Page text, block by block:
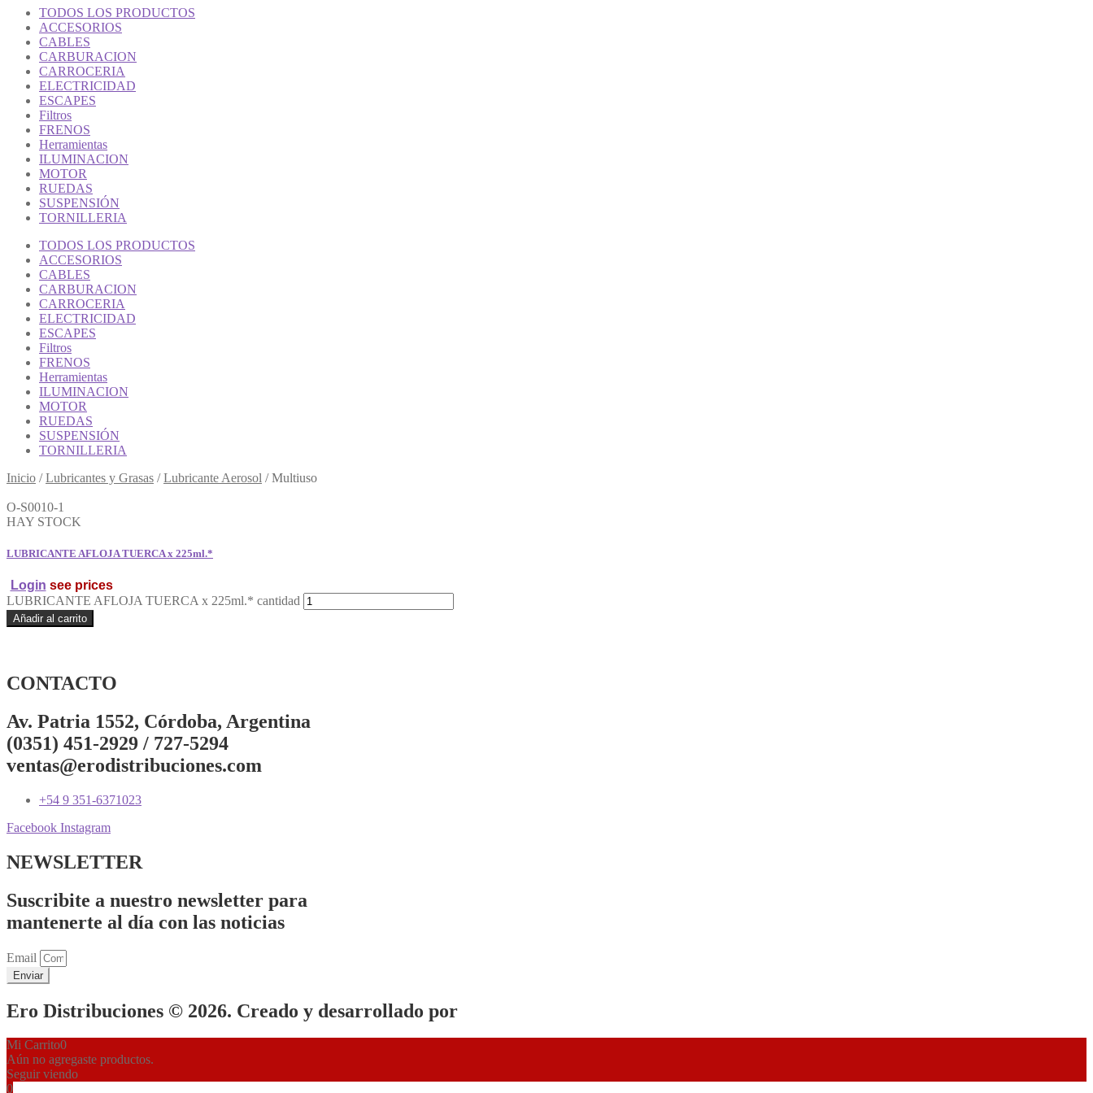
TODOS LOS PRODUCTOS
ACCESORIOS
CABLES
CARBURACION
CARROCERIA
ELECTRICIDAD
ESCAPES
Filtros
FRENOS
Herramientas
ILUMINACION
MOTOR
RUEDAS
SUSPENSIÓN
TORNILLERIA
TODOS LOS PRODUCTOS
ACCESORIOS
CABLES
CARBURACION
CARROCERIA
ELECTRICIDAD
ESCAPES
Filtros
FRENOS
Herramientas
ILUMINACION
MOTOR
RUEDAS
SUSPENSIÓN
TORNILLERIA
Inicio /Lubricantes y Grasas /Lubricante Aerosol /Multiuso
O-S0010-1
HAY STOCK
LUBRICANTE AFLOJA TUERCA x 225ml.*
Login see prices
LUBRICANTE AFLOJA TUERCA x 225ml.* cantidad
Añadir al carrito
CONTACTO
Av. Patria 1552, Córdoba, Argentina
(0351) 451-2929 / 727-5294
ventas@erodistribuciones.com
+54 9 351-6371023
Facebook Instagram
NEWSLETTER
Suscribite a nuestro newsletter para
mantenerte al día con las noticias
Email
Enviar
Ero Distribuciones © 2026. Creado y desarrollado por
Mi Carrito0
Aún no agregaste productos.
Seguir viendo
0